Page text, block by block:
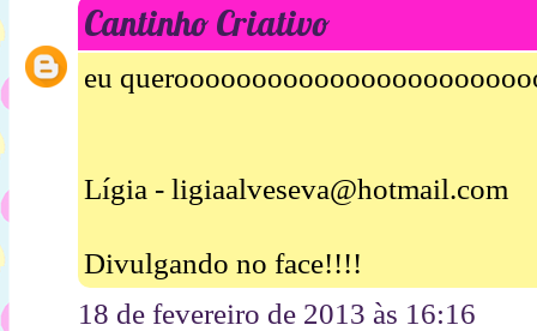
Cantinho Criativo
eu
Lígia - ligiaalveseva@hotmail.com
Divulgando no face!!!!
18 de fevereiro de 2013 às 16:16